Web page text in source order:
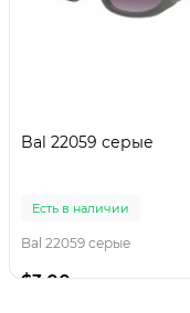
Bal 22059 серые
Есть в наличии
Bal 22059 серые
$3.00